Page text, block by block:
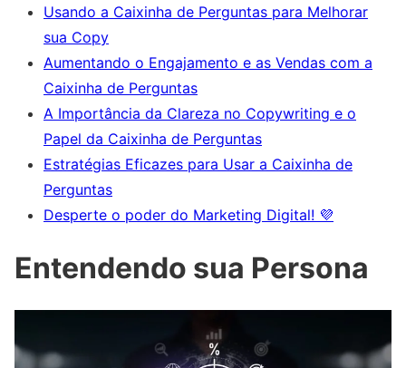
Usando a Caixinha de Perguntas para Melhorar
sua Copy
Aumentando o Engajamento e as Vendas com a
Caixinha de Perguntas
A Importância da Clareza no Copywriting e o
Papel da Caixinha de Perguntas
Estratégias Eficazes para Usar a Caixinha de
Perguntas
Desperte o poder do Marketing Digital! 💜
Entendendo sua Persona